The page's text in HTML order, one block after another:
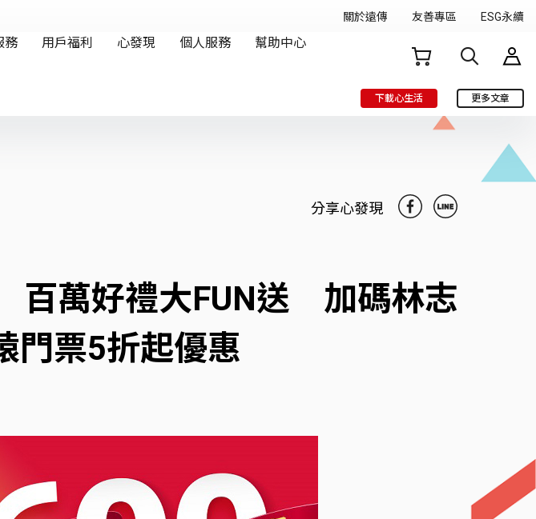
下載心生活 更多文章
分享心發現
百萬好禮大FUN送 加碼林志
門票5折起優惠